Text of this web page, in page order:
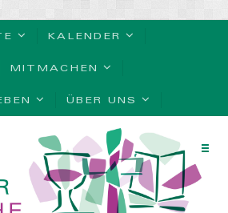
KALENDER
MITMACHEN
ÜBER UNS